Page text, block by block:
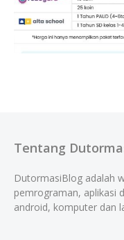
Tentang
DutormasiBlog adalah
pemrograman, aplikasi
android, komputer dan